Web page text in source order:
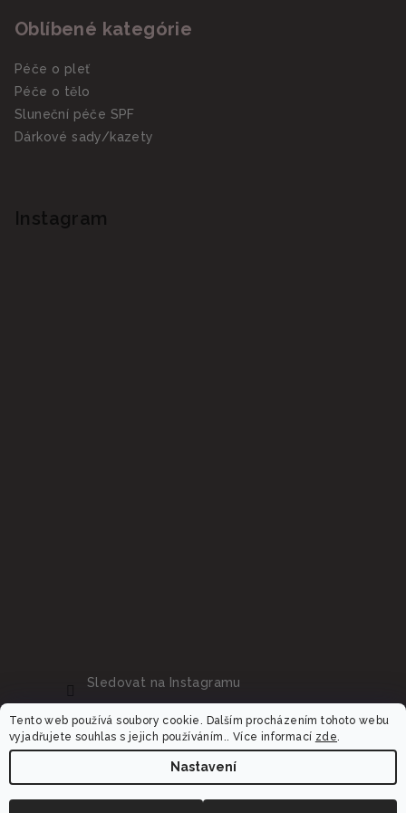
Tento web používá soubory cookie. Dalším procházením tohoto webu
vyjadřujete souhlas s jejich používáním.. Více informací zde.
Nastavení
Oblíbené kategórie
Péče o pleť
Péče o tělo
Sluneční péče SPF
Dárkové sady/kazety
Instagram
Sledovat na Instagramu